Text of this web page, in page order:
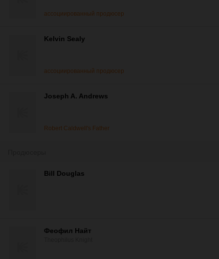
ассоциированный продюсер
Kelvin Sealy
ассоциированный продюсер
Joseph A. Andrews
Robert Caldwell's Father
Bill Douglas
Феофил Найт